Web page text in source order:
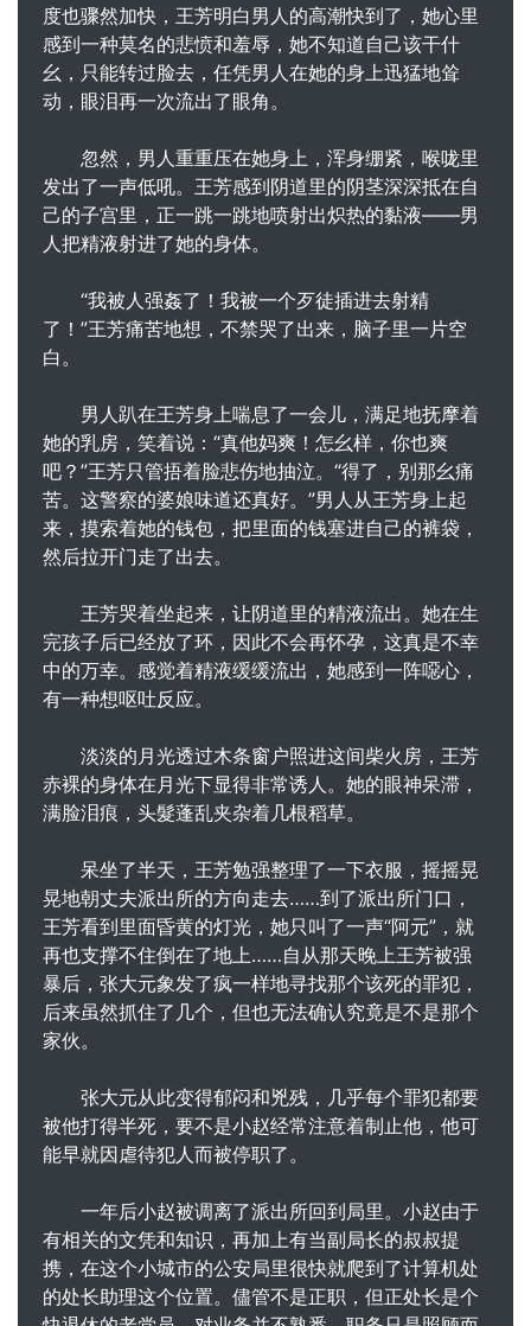
度也骤然加快，王芳明白男人的高潮快到了，她心里
感到一种莫名的悲愤和羞辱，她不知道自己该干什
幺，只能转过脸去，任凭男人在她的身上迅猛地耸
动，眼泪再一次流出了眼角。
忽然，男人重重压在她身上，浑身绷紧，喉咙里
发出了一声低吼。王芳感到阴道里的阴茎深深抵在自
己的子宫里，正一跳一跳地喷射出炽热的黏液——男
人把精液射进了她的身体。
“我被人强姦了！我被一个歹徒插进去射精
了！”王芳痛苦地想，不禁哭了出来，脑子里一片空
白。
男人趴在王芳身上喘息了一会儿，满足地抚摩着
她的乳房，笑着说：“真他妈爽！怎幺样，你也爽
吧？”王芳只管捂着脸悲伤地抽泣。“得了，别那幺痛
苦。这警察的婆娘味道还真好。”男人从王芳身上起
来，摸索着她的钱包，把里面的钱塞进自己的裤袋，
然后拉开门走了出去。
王芳哭着坐起来，让阴道里的精液流出。她在生
完孩子后已经放了环，因此不会再怀孕，这真是不幸
中的万幸。感觉着精液缓缓流出，她感到一阵噁心，
有一种想呕吐反应。
淡淡的月光透过木条窗户照进这间柴火房，王芳
赤裸的身体在月光下显得非常诱人。她的眼神呆滞，
满脸泪痕，头髮蓬乱夹杂着几根稻草。
呆坐了半天，王芳勉强整理了一下衣服，摇摇晃
晃地朝丈夫派出所的方向走去……到了派出所门口，
王芳看到里面昏黄的灯光，她只叫了一声“阿元”，就
再也支撑不住倒在了地上……自从那天晚上王芳被强
暴后，张大元象发了疯一样地寻找那个该死的罪犯，
后来虽然抓住了几个，但也无法确认究竟是不是那个
家伙。
张大元从此变得郁闷和兇残，几乎每个罪犯都要
被他打得半死，要不是小赵经常注意着制止他，他可
能早就因虐待犯人而被停职了。
一年后小赵被调离了派出所回到局里。小赵由于
有相关的文凭和知识，再加上有当副局长的叔叔提
携，在这个小城市的公安局里很快就爬到了计算机处
的处长助理这个位置。儘管不是正职，但正处长是个